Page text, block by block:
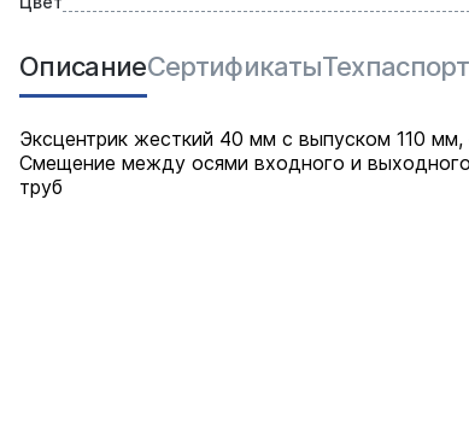
ОписаниеСертификатыТехпаспорт
Эксцентрик жесткий 40 мм с выпуском 110
Смещение между осями входного и
труб